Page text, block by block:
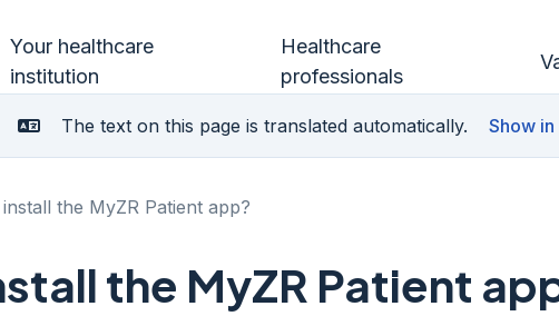
Your healthcare
institution
Healthcare
professionals
The text on this page is translated automatically. Show
the MyZR Patient app?
the MyZR Patient